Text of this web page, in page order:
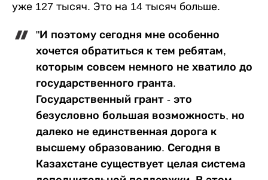
уже 127 тысяч. Это на 14 тысяч больше.
"И поэтому сегодня мне особенно
хочется обратиться к тем ребятам,
которым совсем немного не хватило до
государственного гранта.
Государственный грант - это
безусловно большая возможность, но
далеко не единственная дорога к
высшему образованию. Сегодня в
Казахстане существует целая система